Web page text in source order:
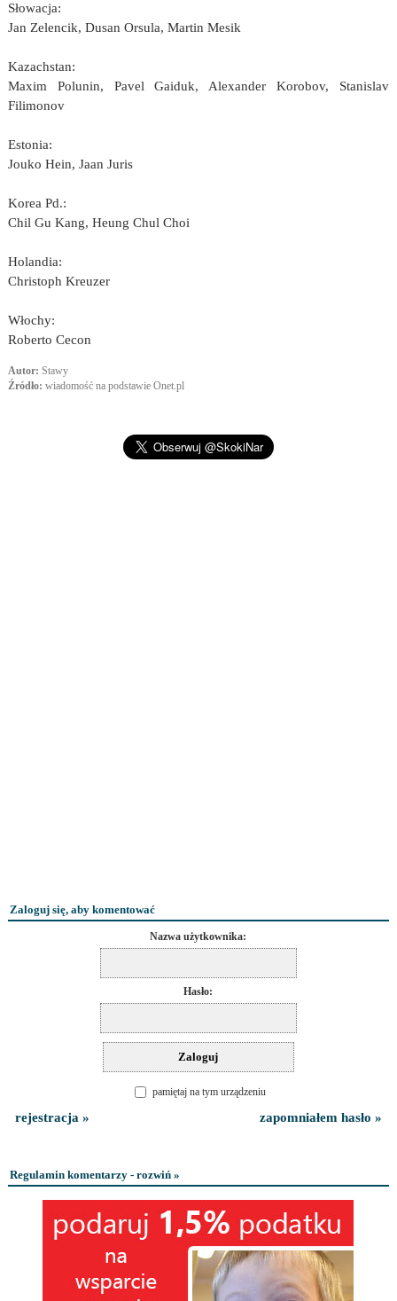
Słowacja:
Jan Zelencik, Dusan Orsula, Martin Mesik
Kazachstan:
Maxim Polunin, Pavel Gaiduk, Alexander Korobov, Stanislav
Filimonov
Estonia:
Jouko Hein, Jaan Juris
Korea Pd.:
Chil Gu Kang, Heung Chul Choi
Holandia:
Christoph Kreuzer
Włochy:
Roberto Cecon
Autor: Stawy
Źródło: wiadomość na podstawie Onet.pl
Zaloguj się, aby komentować
Nazwa użytkownika:
Hasło:
pamiętaj na tym urządzeniu
rejestracja » zapomniałem hasło »
Regulamin komentarzy - rozwiń »